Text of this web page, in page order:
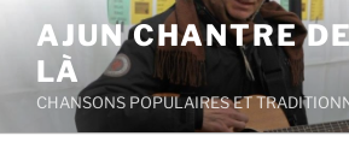
contenu
principal
AJUN CHANTRE
LÀ
CHANSONS POPULAIRES ET